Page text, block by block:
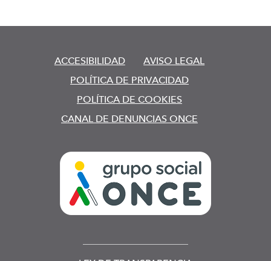
ACCESIBILIDAD
AVISO LEGAL
POLÍTICA DE PRIVACIDAD
POLÍTICA DE COOKIES
CANAL DE DENUNCIAS ONCE